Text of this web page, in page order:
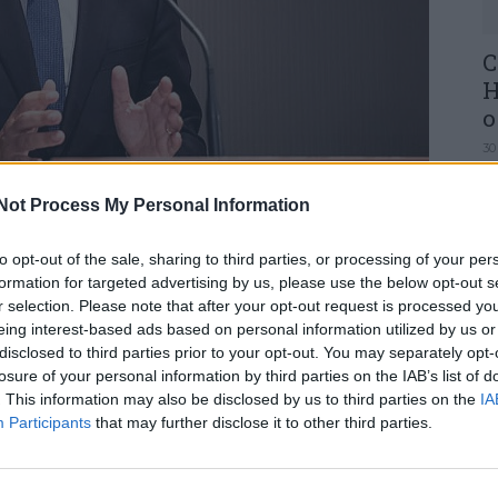
Process My Personal Information
opt-out of the sale, sharing to third parties, or processing of your
for targeted advertising by us, please use the below opt-out
selection. Please note that after your opt-out request is processed
interest-based ads based on personal information utilized by us
to third parties prior to your opt-out. You may separately
of your personal information by third parties on the IAB’s list of
This information may also be disclosed by us to third parties on the
Participants that may further disclose it to other third parties.
a sua mensagem de Natal para
de mudança” para Portugal. Na sua primeira
Governo, Montenegro realçou conquistas e
os desafios futuros.
e de mudança. Estamos a resolver
que vamos implementando transformações
as medidas destacadas, sublinhou a
e a aprovação do “primeiro Orçamento de
imposto”.